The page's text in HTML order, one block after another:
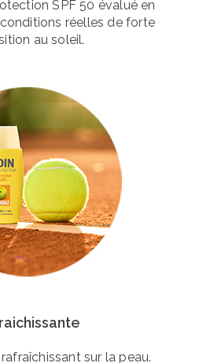
SPF 50 évalué en
réelles de forte
au soleil.
sur la peau.